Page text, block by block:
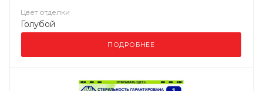
Цвет отделки
Голубой
ПОДРОБНЕЕ